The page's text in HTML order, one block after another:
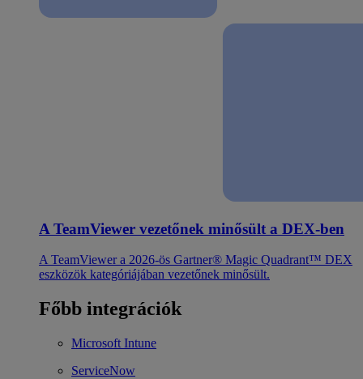
A TeamViewer vezetőnek minősült a DEX-ben
A TeamViewer a 2026-ös Gartner® Magic Quadrant™ DEX
eszközök kategóriájában vezetőnek minősült.
Főbb integrációk
Microsoft Intune
ServiceNow